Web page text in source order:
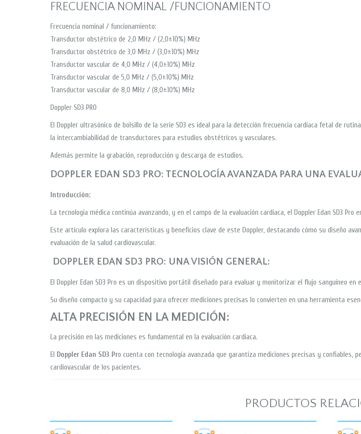
FRECUENCIA NOMINAL /FUNCIONAMIENTO
Frecuencia nominal / funcionamiento:
Transductor obstétrico de 2,0 MHz / (2,0±10%) MHz
Transductor obstétrico de 3,0 MHz / (3,0±10%) MHz
Transductor vascular de 4,0 MHz / (4,0±10%) MHz
Transductor vascular de 5,0 MHz / (5,0±10%) MHz
Transductor vascular de 8,0 MHz / (8,0±10%) MHz
Doppler SD3 PRO
El Doppler ultrasónico de bolsillo de la serie SD3 es ideal para la detección frecuencia cardíaca fetal de
la intercambiabilidad de transductores para estudios obstétricos y vasculares.
Además permite la grabación, reproducción y descarga de estudios.
DOPPLER EDAN SD3 PRO: TECNOLOGÍA AVANZADA PARA UNA
Introducción:
La tecnología médica continúa avanzando, y en el campo de la evaluación cardíaca, el Doppler Edan SD3 Pro
Este artículo explora las características y beneficios clave de este Doppler, destacando cómo su diseño
evaluación de la salud cardiovascular.
DOPPLER EDAN SD3 PRO: UNA VISIÓN GENERAL:
El Doppler Edan SD3 Pro es un dispositivo portátil diseñado para evaluar y monitorizar el flujo sanguíneo en
Su diseño compacto y su capacidad para ofrecer mediciones precisas lo convierten en una herramienta
ALTA PRECISIÓN EN LA MEDICIÓN:
La precisión en las mediciones es fundamental en la evaluación cardíaca.
El Doppler Edan SD3 Pro cuenta con tecnología avanzada que garantiza mediciones precisas y
cardiovascular de los pacientes.
PRODUCTOS